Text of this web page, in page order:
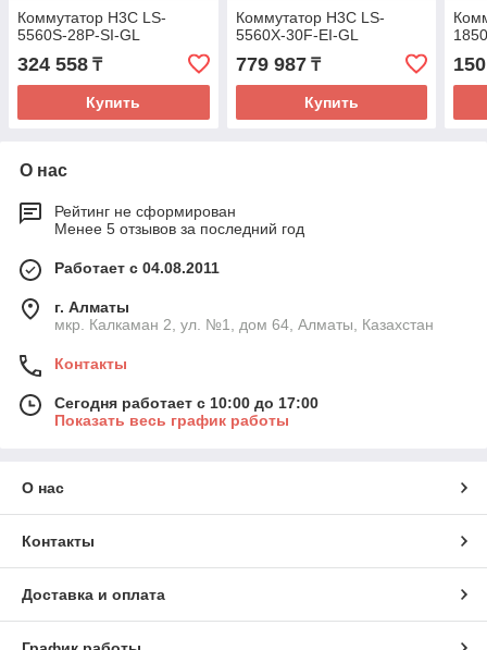
Коммутатор H3C LS-
5560S-28P-SI-GL
324 558 ₸
Купить
Коммутатор H3C LS-
5560X-30F-EI-GL
779 987₸
Купить
О нас
Рейтинг не сформирован
Менее 5 отзывов за последний год
Работает с 04.08.2011
г. Алматы
мкр. Калкаман 2, ул. №1, дом 64, Алматы, Казахстан
Контакты
Сегодня работает с 10:00 до 17:00
Показать весь график работы
О нас
Контакты
Доставка и оплата